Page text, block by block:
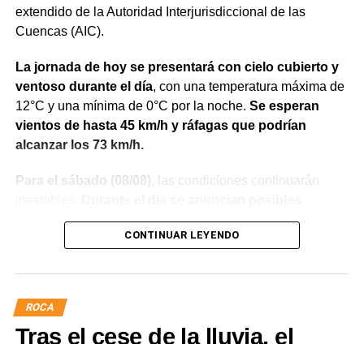
Posteriormente, el inmueble fue preservado para la
intervención del Gabinete de Criminalística, que realizó
las pericias correspondientes. Otros elementos
encontrados quedaron bajo resguardo para determinar su
procedencia.
Por disposición de la Fiscalía de turno, ambos hombres
robo.
extendido de la Autoridad Interjurisdiccional de las
Cuencas (AIC).
La jornada de hoy se presentará con cielo cubierto y
ventoso durante el día, con una temperatura máxima de
12°C y una mínima de 0°C por la noche. Se esperan
vientos de hasta 45 km/h y ráfagas que podrían
alcanzar los 73 km/h.
Para el sábado (08/08) , las condiciones continuarán
tormentas, con una máxima de 11°C y una mínima de
. El viento alcanzará los 46 km/h, con ráfagas de
condiciones meteorológicas
mayormente despejado durante el día y despejado por la
CONTINUAR LEYENDO
ROCA
Tras el cese de la lluvia, el